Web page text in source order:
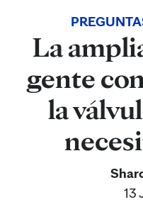
La
gente
la
13